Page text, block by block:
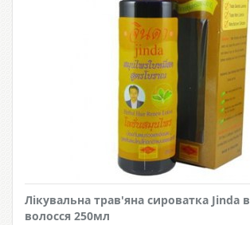
Лікувальна трав'яна сироватка Jinda
волосся 250мл